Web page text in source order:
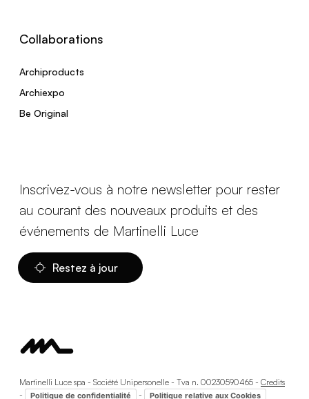
Collaborations
Archiproducts
Archiexpo
Be Original
Inscrivez-vous à notre newsletter pour rester
au courant des nouveaux produits et des
événements de Martinelli Luce
Restez à jour
Martinelli Luce spa - Société Unipersonelle - Tva n. 00230590465 - Credits
-
Politique de confidentialité - Politique relative aux Cookies